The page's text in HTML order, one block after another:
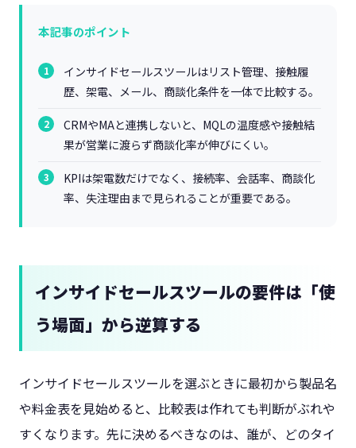
本記事のポイント
インサイドセールスツールはリスト管理、接触履
歴、架電、メール、商談化条件を一体で比較する。
CRMやMAと連携しないと、MQLの温度感や接触結
果が営業に渡らず商談化率が伸びにくい。
KPIは架電数だけでなく、接続率、会話率、商談化
率、失注理由まで見られることが重要である。
インサイドセールスツールの要件は「使
う場面」から逆算する
インサイドセールスツールを選ぶときに最初から製品名
や料金表を見始めると、比較表は作れても判断がぶれや
すくなります。先に決めるべきなのは、誰が、どのタイ